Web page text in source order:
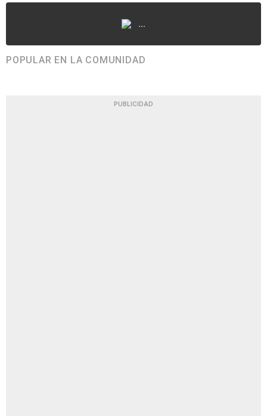
...
POPULAR EN LA COMUNIDAD
PUBLICIDAD